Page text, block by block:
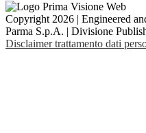
Copyright 2026 | Engineered
Parma S.p.A. | Divisione
Disclaimer trattamento dati